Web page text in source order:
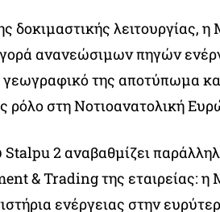
δοκιμαστικής λειτουργίας, η
ανανεώσιμων πηγών
γεωγραφικό της αποτύπωμα
ρόλο στη Νοτιοανατολική
Stalpu 2 αναβαθμίζει
& Trading της εταιρείας: η
ενέργειας στην